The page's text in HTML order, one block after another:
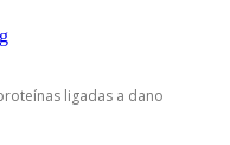
ligadas a dano